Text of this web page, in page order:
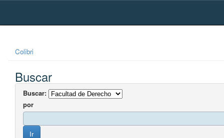
Skip
Colibri
Buscar
Buscar:
por